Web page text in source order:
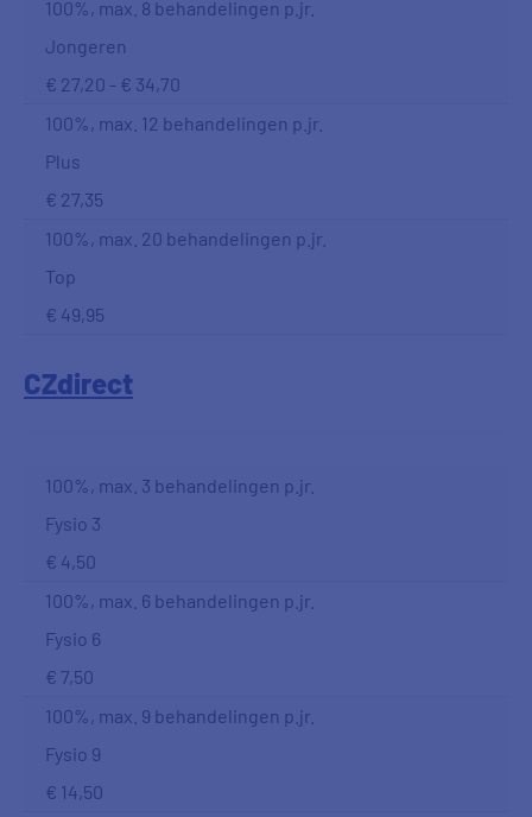
100%, max. 8 behandelingen p.jr.
Jongeren
€ 27,20 - € 34,70
100%, max. 12 behandelingen p.jr.
Plus
€ 27,35
100%, max. 20 behandelingen p.jr.
Top
€ 49,95
CZdirect
100%, max. 3 behandelingen p.jr.
Fysio 3
€ 4,50
100%, max. 6 behandelingen p.jr.
Fysio 6
€ 7,50
100%, max. 9 behandelingen p.jr.
Fysio 9
€ 14,50